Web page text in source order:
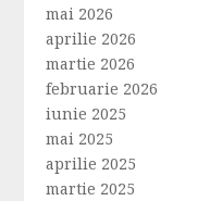
mai 2026
aprilie 2026
martie 2026
februarie 2026
iunie 2025
mai 2025
aprilie 2025
martie 2025